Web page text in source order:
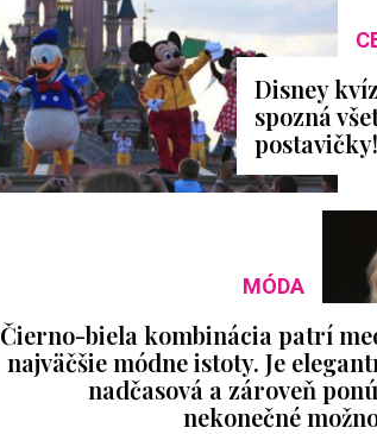
Disney
spozná
postavičky!
MÓDA
Čierno-biela kombinácia patrí
najväčšie módne istoty. Je
nadčasová a zároveň
nekonečné